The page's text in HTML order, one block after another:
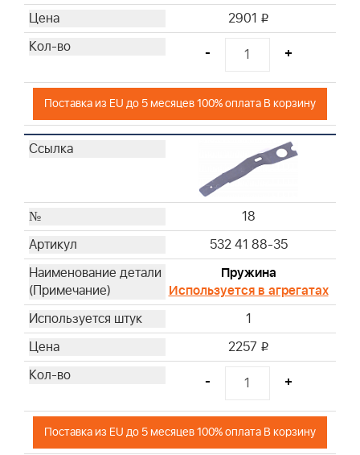
2901 i
- +
Поставка из EU до 5 месяцев 100% оплата В корзину
18
532 41 88-35
Пружина
Используется в агрегатах
1
2257 i
- +
Поставка из EU до 5 месяцев 100% оплата В корзину